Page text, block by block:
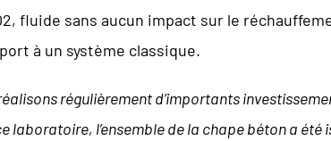
fluide sans aucun impact sur le
à un système classique.
régulièrement d’importants
laboratoire, l’ensemble de la chape béton a